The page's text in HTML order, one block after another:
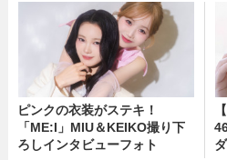
ピンクの衣装がステキ！
「ME:I」MIU＆KEIKO撮り下
ろしインタビューフォト